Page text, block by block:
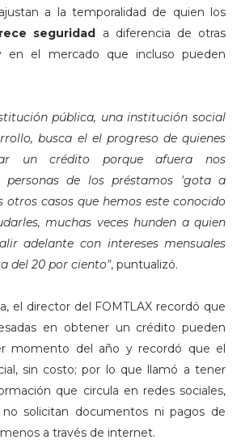
a la temporalidad de quien los
seguridad
a diferencia de otras
en el mercado que incluso pueden
pública, una institución social
busca el el progreso de quienes
un crédito porque afuera nos
personas de los préstamos 'gota a
casos que hemos este conocido
muchas veces hunden a quien
adelante con intereses mensuales
del 20 por ciento", puntualizó.
el director del FOMTLAX recordó que
en obtener un crédito pueden
momento del año y recordó que el
sin costo; por lo que llamó a tener
que circula en redes sociales,
solicitan documentos ni pagos de
a través de internet.